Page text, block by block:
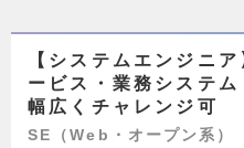
【システムエンジニ
ービス・業務システ
幅広くチャレンジ可
SE（Web・オープン系）